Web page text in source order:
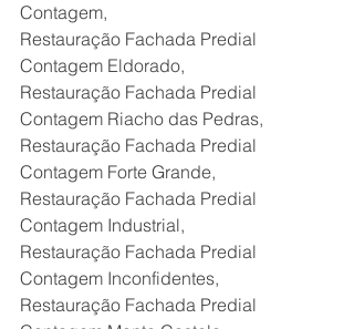
Contagem,
Restauração Fachada Predial
Contagem Eldorado,
Restauração Fachada Predial
Contagem Riacho das Pedras,
Restauração Fachada Predial
Contagem Forte Grande,
Restauração Fachada Predial
Contagem Industrial,
Restauração Fachada Predial
Contagem Inconfidentes,
Restauração Fachada Predial